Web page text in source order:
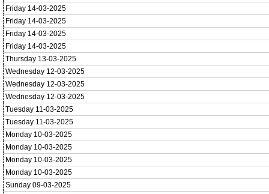
Friday 14-03-2025
Friday 14-03-2025
Friday 14-03-2025
Friday 14-03-2025
Thursday 13-03-2025
Wednesday 12-03-2025
Wednesday 12-03-2025
Wednesday 12-03-2025
Tuesday 11-03-2025
Tuesday 11-03-2025
Monday 10-03-2025
Monday 10-03-2025
Monday 10-03-2025
Monday 10-03-2025
Sunday 09-03-2025